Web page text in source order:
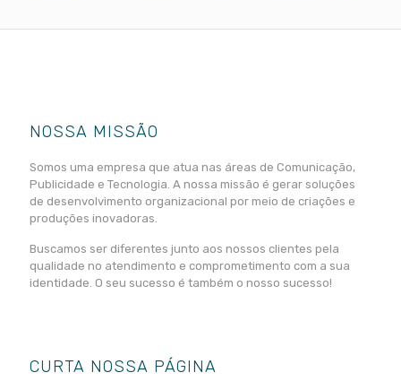
NOSSA MISSÃO
Somos uma empresa que atua nas áreas de Comunicação,
Publicidade e Tecnologia. A nossa missão é gerar soluções
de desenvolvimento organizacional por meio de criações e
produções inovadoras.
Buscamos ser diferentes junto aos nossos clientes pela
qualidade no atendimento e comprometimento com a sua
identidade. O seu sucesso é também o nosso sucesso!
CURTA NOSSA PÁGINA